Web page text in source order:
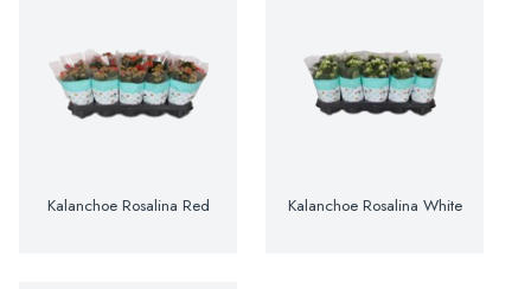
Kalanchoe Rosalina Red Kalanchoe Rosalina White